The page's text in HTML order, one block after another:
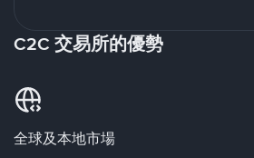
C2C 交易所的優勢
全球及本地市場